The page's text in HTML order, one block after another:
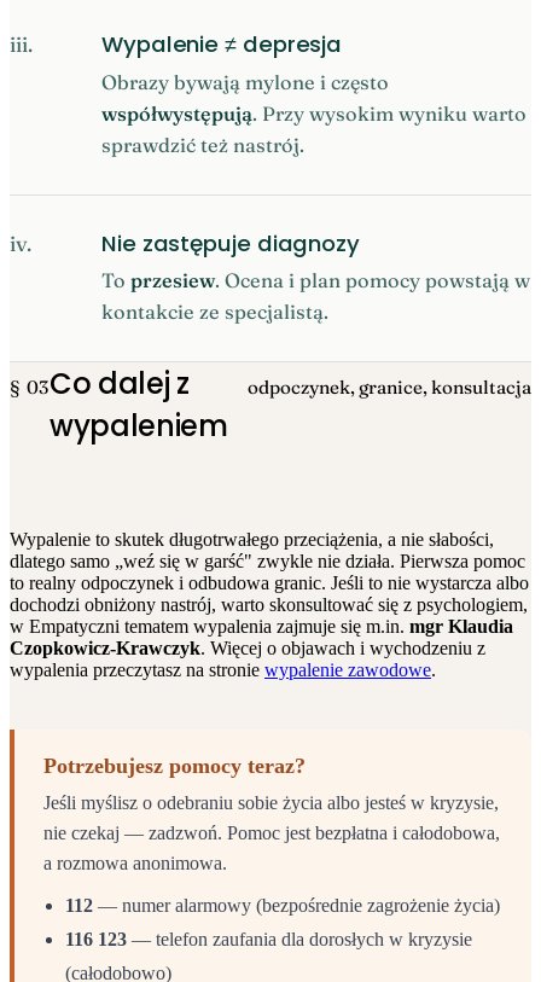
iii. Wypalenie ≠ depresja
Obrazy bywają mylone i często
współwystępują. Przy wysokim wyniku warto
sprawdzić też nastrój.
iv. Nie zastępuje diagnozy
To przesiew. Ocena i plan pomocy powstają w
kontakcie ze specjalistą.
§ 03Co dalej z
wypaleniem
odpoczynek, granice, konsultacja
Wypalenie to skutek długotrwałego przeciążenia, a nie słabości,
dlatego samo „weź się w garść" zwykle nie działa. Pierwsza pomoc
to realny odpoczynek i odbudowa granic. Jeśli to nie wystarcza albo
dochodzi obniżony nastrój, warto skonsultować się z psychologiem,
w Empatyczni tematem wypalenia zajmuje się m.in. mgr Klaudia
Czopkowicz-Krawczyk. Więcej o objawach i wychodzeniu z
wypalenia przeczytasz na stronie wypalenie zawodowe.
Potrzebujesz pomocy teraz?
Jeśli myślisz o odebraniu sobie życia albo jesteś w kryzysie,
nie czekaj — zadzwoń. Pomoc jest bezpłatna i całodobowa,
a rozmowa anonimowa.
112 — numer alarmowy (bezpośrednie zagrożenie życia)
116 123 — telefon zaufania dla dorosłych w kryzysie
(całodobowo)